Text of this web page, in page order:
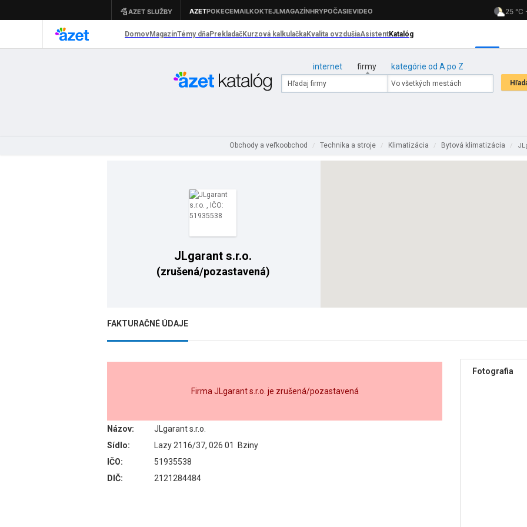
internet firmy kategórie od A po Z
Obchody a veľkoobchod / Technika a stroje / Klimatizácia / Bytová klimatizácia /
JLgarant s.r.o.
(zrušená/pozastavená)
FAKTURAČNÉ ÚDAJE
Firma JLgarant s.r.o. je zrušená/pozastavená
Názov:
JLgarant s.r.o.
Sídlo:
Lazy 2116/37, 026 01 Bziny
IČO:
51935538
DIČ:
2121284484
Fotografia